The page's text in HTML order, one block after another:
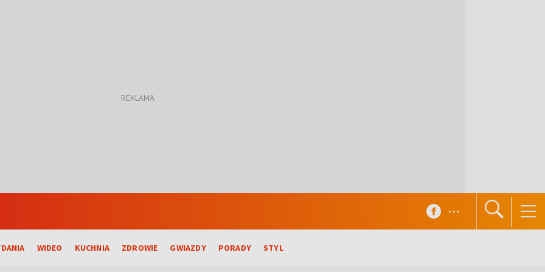
WIDEO KUCHNIA ZDROWIE GWIAZDY PORADY STYL
...